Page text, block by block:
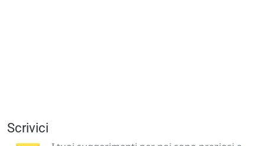
Scrivici